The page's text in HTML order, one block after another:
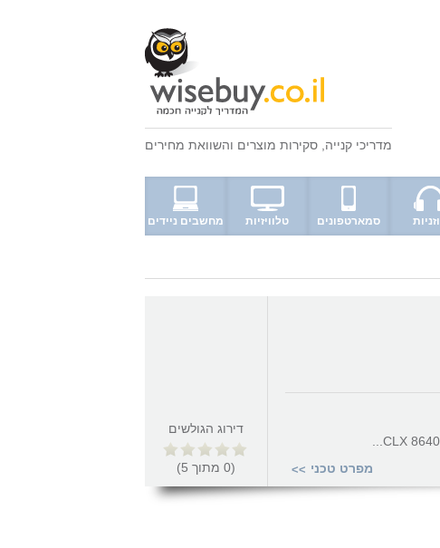
מדריכי קנייה סקירות מוצרים והשוואת מחירים
סמארטפונים טלוויזיות מחשבים ניידים
CLX
מפרט טכני >>
דירוג הגולשים
(
0 מתוך 5
)